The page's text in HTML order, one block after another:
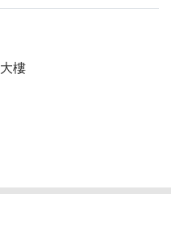
大樓